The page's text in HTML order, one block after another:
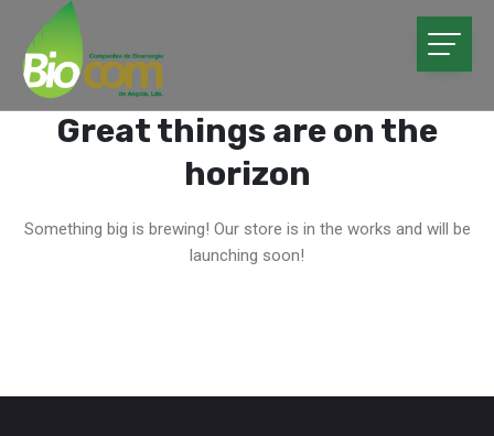
Great things are on the
horizon
Something big is brewing! Our store is in the works and will be
launching soon!